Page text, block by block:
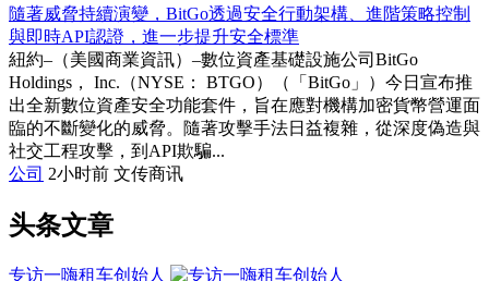
隨著威脅持續演變，BitGo透過安全行動架構、進階策略控制
與即時API認證，進一步提升安全標準
紐約–（美國商業資訊）–數位資產基礎設施公司BitGo
Holdings， Inc.（NYSE： BTGO）（「BitGo」）今日宣布推
出全新數位資產安全功能套件，旨在應對機構加密貨幣營運面
臨的不斷變化的威脅。隨著攻擊手法日益複雜，從深度偽造與
社交工程攻擊，到API欺騙...
公司 2小时前 文传商讯
头条文章
专访一嗨租车创始人